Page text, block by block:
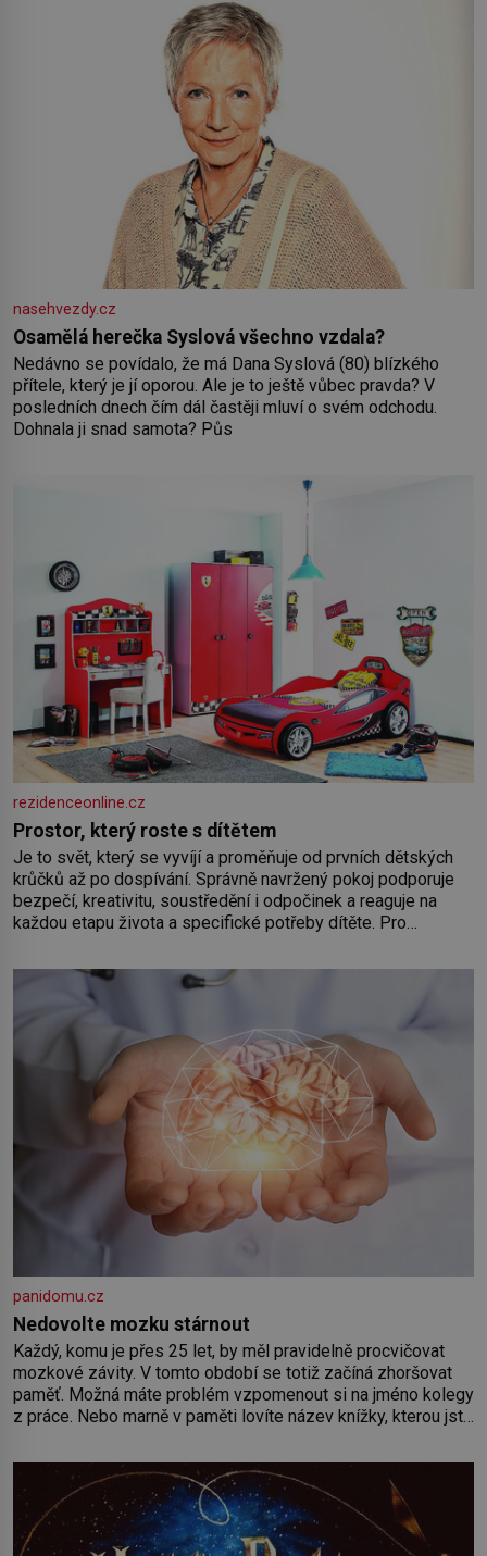
nasehvezdy.cz
Osamělá herečka Syslová všechno vzdala?
Nedávno se povídalo, že má Dana Syslová (80) blízkého
přítele, který je jí oporou. Ale je to ještě vůbec pravda? V
posledních dnech čím dál častěji mluví o svém odchodu.
Dohnala ji snad samota? Půs
rezidenceonline.cz
Prostor, který roste s dítětem
Je to svět, který se vyvíjí a proměňuje od prvních dětských
krůčků až po dospívání. Správně navržený pokoj podporuje
bezpečí, kreativitu, soustředění i odpočinek a reaguje na
každou etapu života a specifické potřeby dítěte. Pro
by pokoj miminka měl působit především klidně a útulně.
Předškolní věk je
panidomu.cz
Nedovolte mozku stárnout
Každý, komu je přes 25 let, by měl pravidelně procvičovat
mozkové závity. V tomto období se totiž začíná zhoršovat
paměť. Možná máte problém vzpomenout si na jméno kolegy
z práce. Nebo marně v paměti lovíte název knížky, kterou jste
paměť rozhodla stávkovat. Cvičte